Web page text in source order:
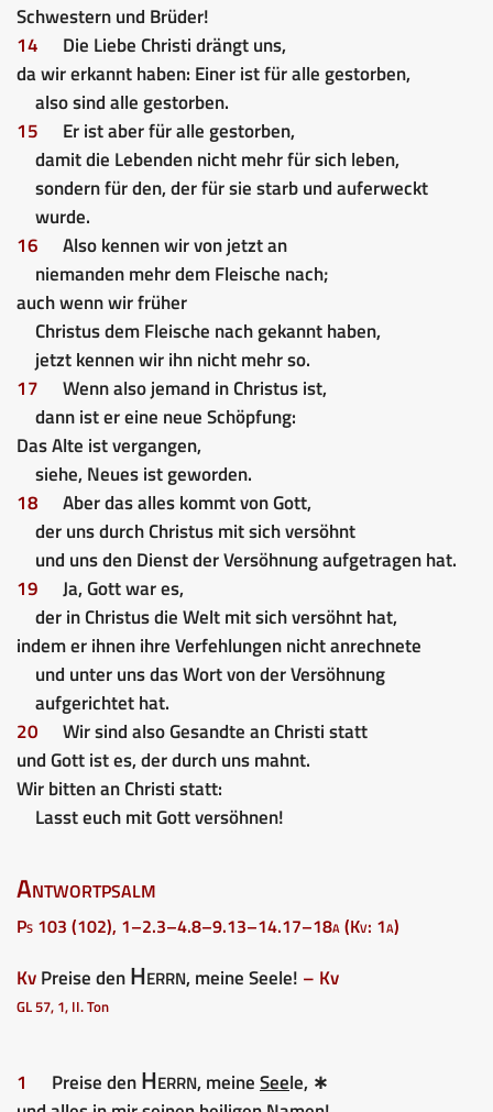
Schwestern und Brüder!
14
Die Liebe Christi drängt uns,
da wir erkannt haben: Einer ist für alle gestorben,
also sind alle gestorben.
15
Er ist aber für alle gestorben,
damit die Lebenden nicht mehr für sich leben,
sondern für den, der für sie starb und auferweckt
wurde.
16
Also kennen wir von jetzt an
niemanden mehr dem Fleische nach;
auch wenn wir früher
Christus dem Fleische nach gekannt haben,
jetzt kennen wir ihn nicht mehr so.
17
Wenn also jemand in Christus ist,
dann ist er eine neue Schöpfung:
Das Alte ist vergangen,
siehe, Neues ist geworden.
18
Aber das alles kommt von Gott,
der uns durch Christus mit sich versöhnt
und uns den Dienst der Versöhnung aufgetragen hat.
19
Ja, Gott war es,
der in Christus die Welt mit sich versöhnt hat,
indem er ihnen ihre Verfehlungen nicht anrechnete
und unter uns das Wort von der Versöhnung
aufgerichtet hat.
20
Wir sind also Gesandte an Christi statt
und Gott ist es, der durch uns mahnt.
Wir bitten an Christi statt:
Lasst euch mit Gott versöhnen!
Antwortpsalm
Ps 103 (102), 1–2.3–4.8–9.13–14.17–18a (Kv: 1a)
KvPreise denHerrn, meine Seele! – Kv
GL 57, 1, II. Ton
1 Preise denHerrn, meineSeele, ∗